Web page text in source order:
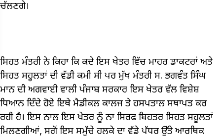
ਚੱਲਣਗੇ।
ਸਿਹਤ ਮੰਤਰੀ ਨੇ ਕਿਹਾ ਕਿ ਕਦੇ ਇਸ ਖੇਤਰ ਵਿੱਚ ਮਾਹਰ ਡਾਕਟਰਾਂ ਅਤੇ
ਸਿਹਤ ਸਹੂਲਤਾਂ ਦੀ ਵੱਡੀ ਕਮੀ ਸੀ ਪਰ ਮੁੱਖ ਮੰਤਰੀ ਸ. ਭਗਵੰਤ ਸਿੰਘ
ਮਾਨ ਦੀ ਅਗਵਾਈ ਵਾਲੀ ਪੰਜਾਬ ਸਰਕਾਰ ਇਸ ਖੇਤਰ ਵੱਲ ਵਿਸ਼ੇਸ਼
ਧਿਆਨ ਦਿੰਦੇ ਹੋਏ ਇਥੇ ਮੈਡੀਕਲ ਕਾਲਜ ਤੇ ਹਸਪਤਾਲ ਸਥਾਪਤ ਕਰ
ਰਹੀ ਹੈ। ਇਸ ਨਾਲ ਇਸ ਖੇਤਰ ਨੂੰ ਨਾ ਸਿਰਫ ਬਿਹਤਰ ਸਿਹਤ ਸਹੂਲਤਾਂ
ਮਿਲਣਗੀਆਂ, ਸਗੋਂ ਇਸ ਸਮੁੱਚੇ ਹਲਕੇ ਦਾ ਵੱਡੇ ਪੱਧਰ ਉੱਤੇ ਆਰਥਿਕ